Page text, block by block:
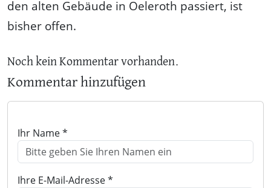
den alten Gebäude in Oeleroth passiert, ist
bisher offen.
Noch kein Kommentar vorhanden.
Kommentar hinzufügen
Ihr Name *
Ihre E-Mail-Adresse *